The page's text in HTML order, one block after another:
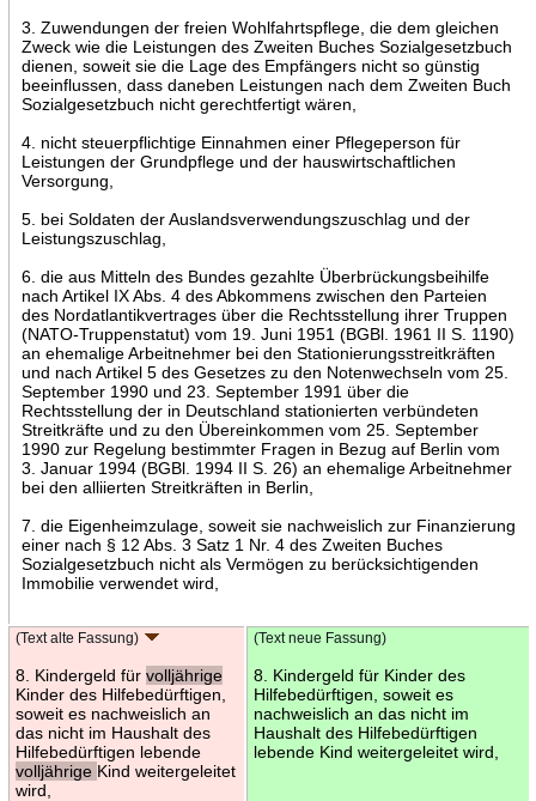
3. Zuwendungen der freien Wohlfahrtspflege, die dem gleichen
Zweck wie die Leistungen des Zweiten Buches Sozialgesetzbuch
dienen, soweit sie die Lage des Empfängers nicht so günstig
beeinflussen, dass daneben Leistungen nach dem Zweiten Buch
Sozialgesetzbuch nicht gerechtfertigt wären,
4. nicht steuerpflichtige Einnahmen einer Pflegeperson für
Leistungen der Grundpflege und der hauswirtschaftlichen
Versorgung,
5. bei Soldaten der Auslandsverwendungszuschlag und der
Leistungszuschlag,
6. die aus Mitteln des Bundes gezahlte Überbrückungsbeihilfe
nach Artikel IX Abs. 4 des Abkommens zwischen den Parteien
des Nordatlantikvertrages über die Rechtsstellung ihrer Truppen
(NATO-Truppenstatut) vom 19. Juni 1951 (BGBl. 1961 II S. 1190)
an ehemalige Arbeitnehmer bei den Stationierungsstreitkräften
und nach Artikel 5 des Gesetzes zu den Notenwechseln vom 25.
September 1990 und 23. September 1991 über die
Rechtsstellung der in Deutschland stationierten verbündeten
Streitkräfte und zu den Übereinkommen vom 25. September
1990 zur Regelung bestimmter Fragen in Bezug auf Berlin vom
3. Januar 1994 (BGBl. 1994 II S. 26) an ehemalige Arbeitnehmer
bei den alliierten Streitkräften in Berlin,
7. die Eigenheimzulage, soweit sie nachweislich zur Finanzierung
einer nach § 12 Abs. 3 Satz 1 Nr. 4 des Zweiten Buches
Sozialgesetzbuch nicht als Vermögen zu berücksichtigenden
Immobilie verwendet wird,
(Text alte Fassung)
8. Kindergeld für volljährige
Kinder des Hilfebedürftigen,
soweit es nachweislich an
das nicht im Haushalt des
Hilfebedürftigen lebende
volljährige Kind weitergeleitet
wird,
(Text neue Fassung)
8. Kindergeld für Kinder des
Hilfebedürftigen, soweit es
nachweislich an das nicht im
Haushalt des Hilfebedürftigen
lebende Kind weitergeleitet wird,